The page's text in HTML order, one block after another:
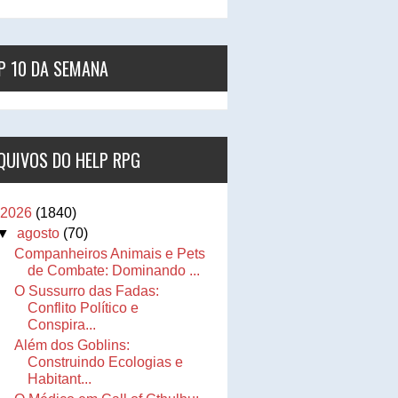
10 DA SEMANA
DO HELP RPG
2026 (1840)
agosto (70)
Companheiros Animais e Pets
de Combate: Dominando ...
O Sussurro das Fadas:
Conflito Político e
Conspira...
Além dos Goblins:
Construindo Ecologias e
Habitant...